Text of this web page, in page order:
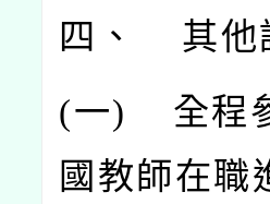
四、 其他
(一) 全程
國教師在職